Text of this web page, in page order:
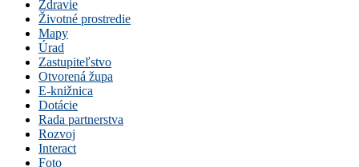
Zdravie
Životné prostredie
Mapy
Úrad
Zastupiteľstvo
Otvorená župa
E-knižnica
Dotácie
Rada partnerstva
Rozvoj
Interact
Foto